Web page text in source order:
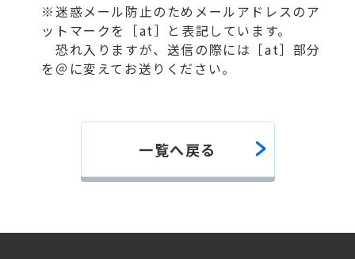
※迷惑メール防止のためメールアドレスのア
ットマークを［at］と表記しています。
恐れ入りますが、送信の際には［at］部分
を＠に変えてお送りください。
一覧へ戻る